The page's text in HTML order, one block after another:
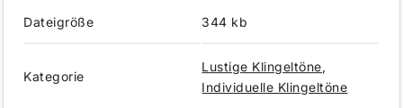
Dateigröße 344 kb
Kategorie
Lustige Klingeltöne,
Individuelle Klingeltöne